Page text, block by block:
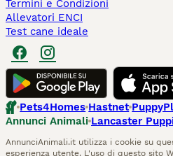
Termini e Condizioni
Allevatori ENCI
Test cane ideale
Pets4Homes Hastnet
Annunci Animali Lancaster
AnnunciAnimali.it utilizza i cookie su
esperienza utente. L'uso di questo sito